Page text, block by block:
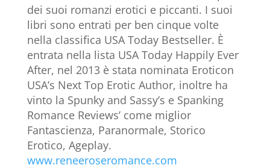
dei suoi romanzi erotici e piccanti. I suoi
libri sono entrati per ben cinque volte
nella classifica USA Today Bestseller. È
entrata nella lista USA Today Happily Ever
After, nel 2013 è stata nominata Eroticon
USA’s Next Top Erotic Author, inoltre ha
vinto la Spunky and Sassy’s e Spanking
Romance Reviews’ come miglior
Fantascienza, Paranormale, Storico
Erotico, Ageplay.
www.reneeroseromance.com